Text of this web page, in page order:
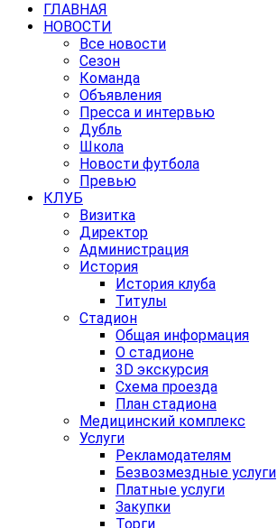
ГЛАВНАЯ
НОВОСТИ
Все новости
Сезон
Команда
Объявления
Пресса и интервью
Дубль
Школа
Новости футбола
Превью
КЛУБ
Визитка
Директор
Администрация
История
История клуба
Титулы
Стадион
Общая информация
О стадионе
3D экскурсия
Схема проезда
План стадиона
Медицинский комплекс
Услуги
Рекламодателям
Безвозмездные услуги
Платные услуги
Закупки
Торги